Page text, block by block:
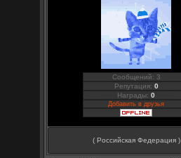
Сообщений: 3
Репутация: 0
Награды:0
Добавить в друзья
( Российская Федерация )